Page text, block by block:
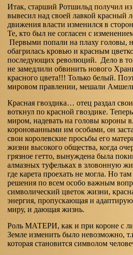
Итак, старший Ротшильд получил
вывесил над своей лавкой красный
движения власти изменился в
Те, кто был не согласен с
Первыми попали на плаху головы,
обагрилась кровью и красным
последующих революций. Дело в
не замедлили обвинить нового
красного цвета!!! Только белый.
мировом правлении, мешали
Красная гвоздика… отец раздал
воткнул по красной гвоздике.
миром, надевать на головы короны
коронованными им особами, он
свои королевские просьбы его
жизни высокого общества, когда
грязное гетто, вынуждена была
алмазных туфельках в зловонную
где карета проехать не могла. Но
решения по всем особо важным
символический цветок жизни,
энергия, пропускающая и
миру, и дающая жизнь.
Роль МАТЕРИ, как и при короне с
Земле изменить было невозможно,
которая становится символом